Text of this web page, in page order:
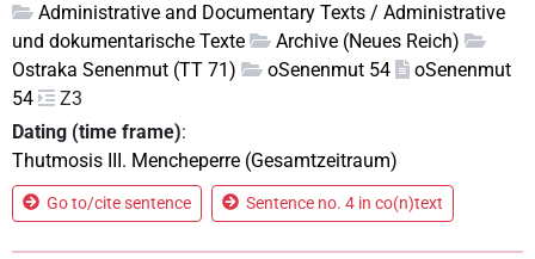
Administrative and Documentary Texts / Administrative
und dokumentarische Texte
Archive (Neues Reich)
Ostraka Senenmut (TT 71)
oSenenmut 54
oSenenmut
54
Z3
Dating (time frame):
Thutmosis III. Mencheperre (Gesamtzeitraum)
Go to/cite sentence Sentence no. 4 in co(n)text